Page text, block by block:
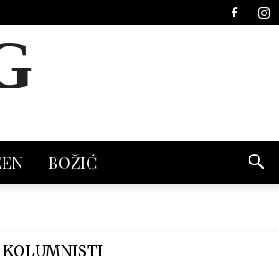
BOŽIĆ
KOLUMNISTI